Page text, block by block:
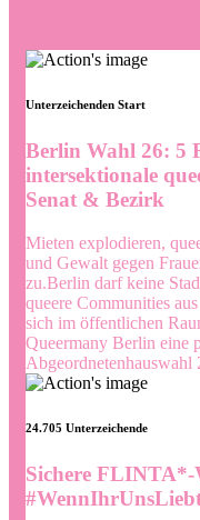
Unterzeichenden Start
Berlin Wahl 26: 5
intersektionale
Senat & Bezirk
Mieten explodieren,
und Gewalt gegen
zu.Berlin darf keine
queere Communities
sich im öffentlichen
Queermany Berlin eine
Abgeordnetenhauswahl
24.705 Unterzeichende
Sichere FLINTA*-